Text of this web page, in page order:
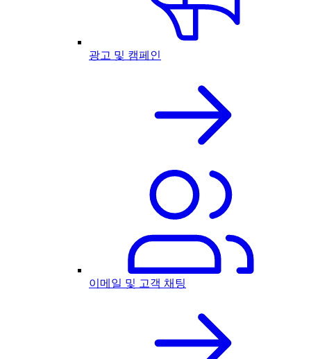
광고 및 캠페인
이메일 및 고객 채팅